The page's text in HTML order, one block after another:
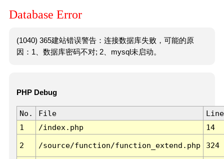
Database Error
(1040) 365建站错误警告：连接数据库失败，可能的原
因：1、数据库密码不对; 2、mysql未启动。
PHP Debug
No. File
Line
1
/index.php 14
2 /source/function/function_extend.php 324